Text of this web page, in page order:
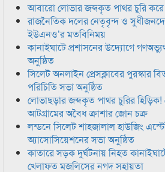
আবারো লোভার জব্দকৃত পাথর চুরি করে
রাজনৈতিক দলের নেতৃবৃন্দ ও
ইউএনও’র মতবিনিময়
কানাইঘাটে প্রশাসনের উদ্যোগে
অনুষ্ঠিত
সিলেট অনলাইন প্রেসক্লাবের পুরস্কার
পরিচিতি সভা অনুষ্ঠিত
লোভাছড়ার জব্দকৃত পাথর চুরির হিড়িক!
আটগ্রামের অবৈধ ক্রাশার জোন চক্র
লন্ডনে সিলেট শাহজালাল হাউজিং
অ্যাসোসিয়েশনের সভা অনুষ্ঠিত
কাতারে সড়ক দুর্ঘটনায় নিহত
খেলাফত মজলিসের নগদ সহায়তা